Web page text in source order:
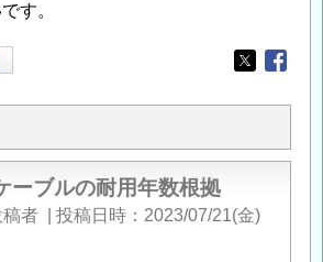
す。
Opens in
ーブルの耐用年数根拠
稿者 投稿日時
2023/07/21(金)